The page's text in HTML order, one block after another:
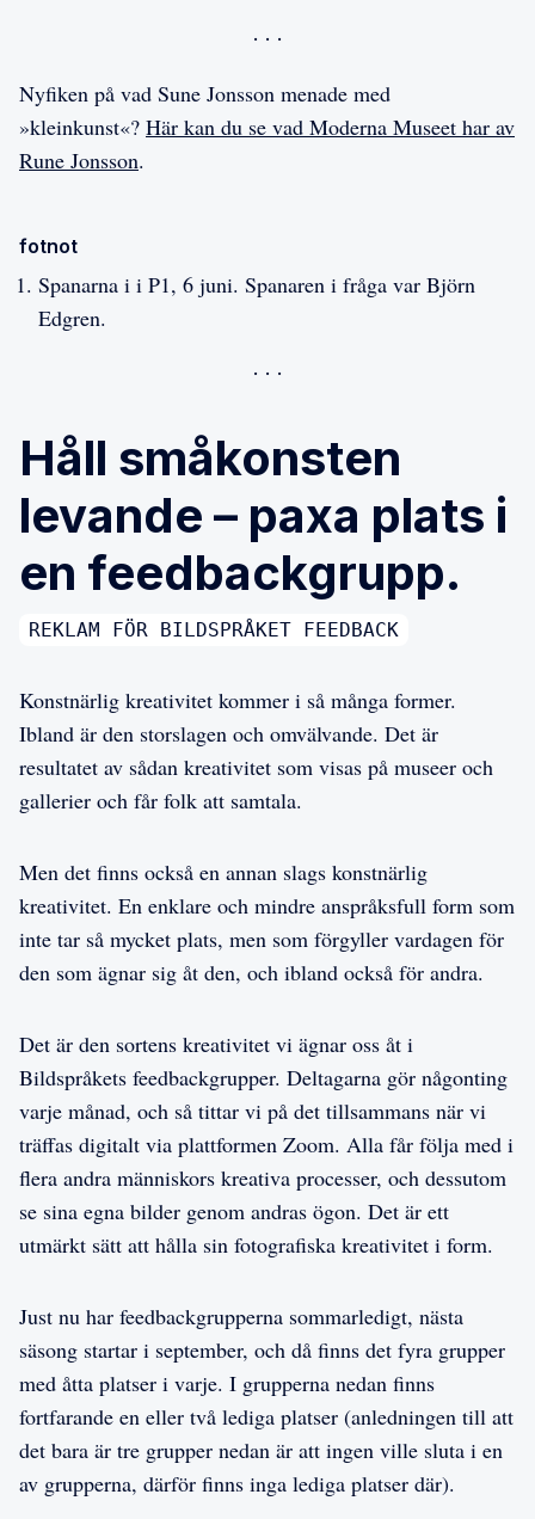
Nyfiken på vad Sune Jonsson menade med
»kleinkunst«? Här kan du se vad Moderna Museet har av
Rune Jonsson.
fotnot
Spanarna i i P1, 6 juni. Spanaren i fråga var Björn
Edgren.
Håll småkonsten
levande – paxa plats i
en feedbackgrupp.
REKLAM FÖR BILDSPRÅKET FEEDBACK
Konstnärlig kreativitet kommer i så många former.
Ibland är den storslagen och omvälvande. Det är
resultatet av sådan kreativitet som visas på museer och
gallerier och får folk att samtala.
Men det finns också en annan slags konstnärlig
kreativitet. En enklare och mindre anspråksfull form som
inte tar så mycket plats, men som förgyller vardagen för
den som ägnar sig åt den, och ibland också för andra.
Det är den sortens kreativitet vi ägnar oss åt i
Bildspråkets feedbackgrupper. Deltagarna gör någonting
varje månad, och så tittar vi på det tillsammans när vi
träffas digitalt via plattformen Zoom. Alla får följa med i
flera andra människors kreativa processer, och dessutom
se sina egna bilder genom andras ögon. Det är ett
utmärkt sätt att hålla sin fotografiska kreativitet i form.
Just nu har feedbackgrupperna sommarledigt, nästa
säsong startar i september, och då finns det fyra grupper
med åtta platser i varje. I grupperna nedan finns
fortfarande en eller två lediga platser (anledningen till att
det bara är tre grupper nedan är att ingen ville sluta i en
av grupperna, därför finns inga lediga platser där).